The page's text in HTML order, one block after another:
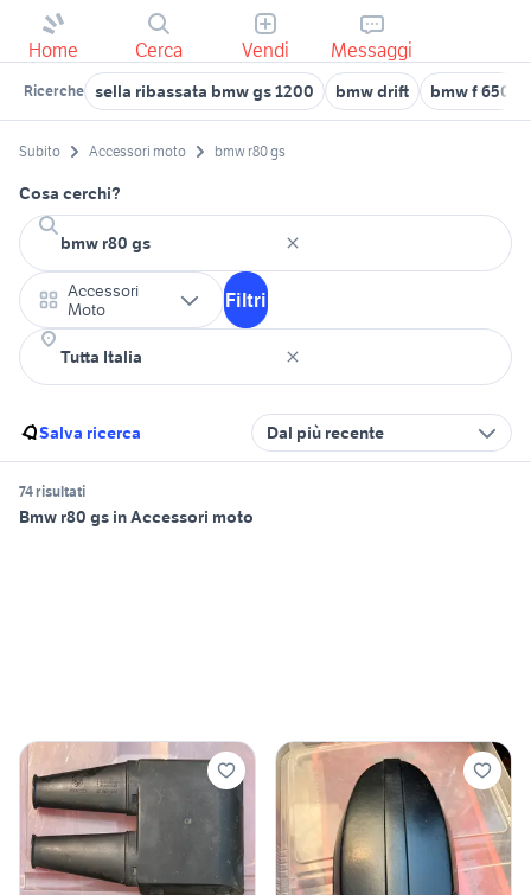
Home Cerca Vendi Messaggi
Ricerche sella ribassata bmw gs 1200 bmw drift bmw f 650
Subito Accessori moto bmw r80 gs
Cosa cerchi?
Accessori
Moto
Filtri
Salva ricerca Dal più recente
74 risultati
Bmw r80 gs in Accessori moto